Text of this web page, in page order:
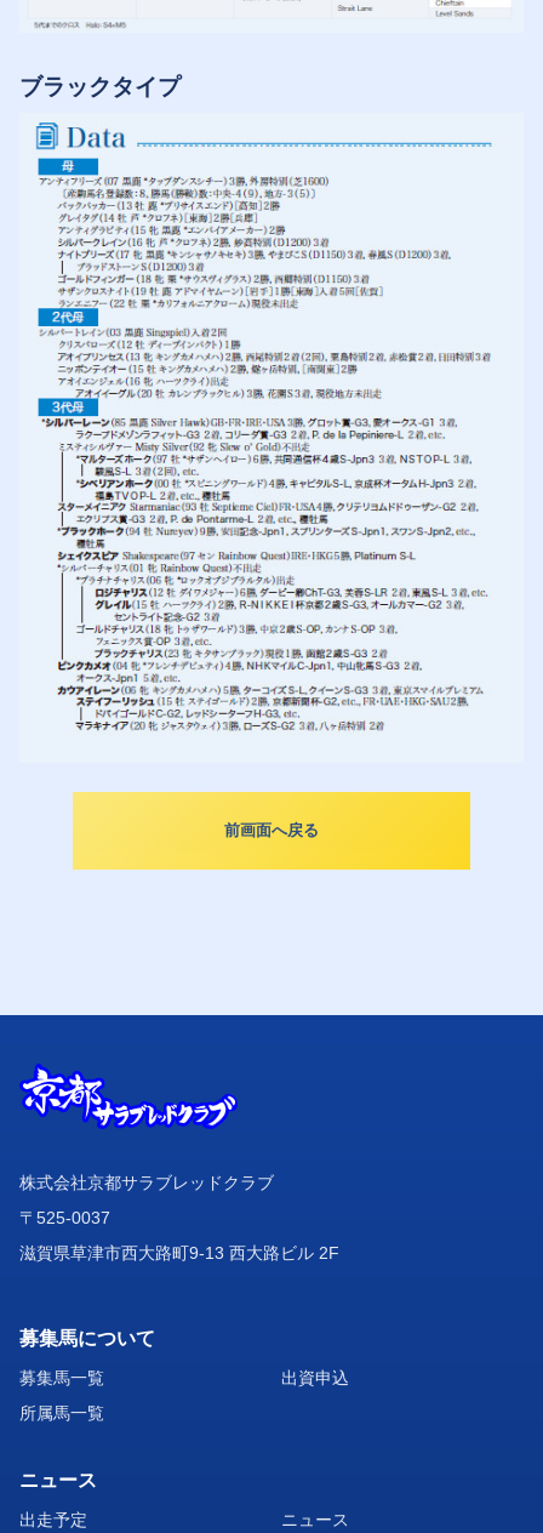
ブラックタイプ
前画面へ戻る
株式会社京都サラブレッドクラブ
〒525-0037
滋賀県草津市西大路町9-13 西大路ビル 2F
募集馬について
募集馬一覧
出資申込
所属馬一覧
ニュース
出走予定 ニュース